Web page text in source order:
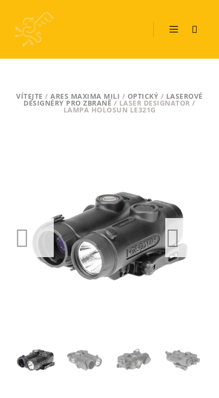
VÍTEJTE /ARES MAXIMA MILI / OPTICKÝ / LASEROVÉ
DESIGNÉRY PRO ZBRANĚ / LASER DESIGNATOR /
LAMPA HOLOSUN LE321G